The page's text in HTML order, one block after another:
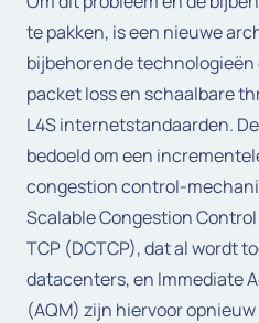
te pakken, is een nieuwe
bijbehorende
packet loss en schaalbare
L4S internetstandaarden.
bedoeld om een
congestion control-
Scalable Congestion
TCP (DCTCP), dat al wordt
datacenters, en Immediate
(AQM) zijn hiervoor